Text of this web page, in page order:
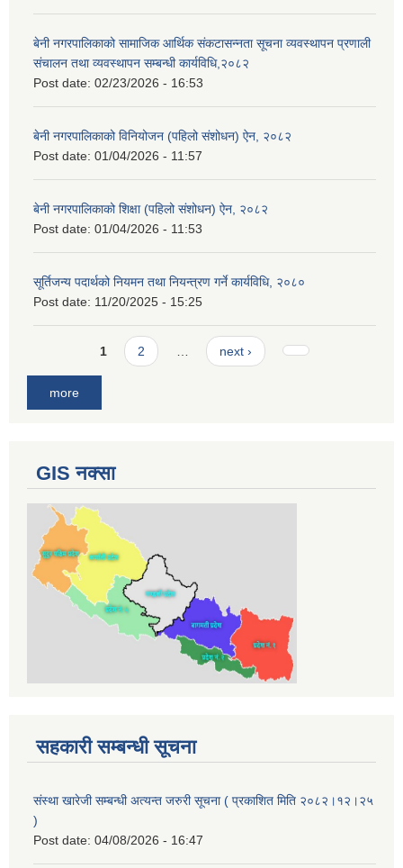
बेनी नगरपालिकाको सामाजिक आर्थिक संकटासन्नता सूचना व्यवस्थापन प्रणाली
संचालन तथा व्यवस्थापन सम्बन्धी कार्यविधि,२०८२
Post date: 02/23/2026 - 16:53
बेनी नगरपालिकाको विनियोजन (पहिलो संशोधन) ऐन, २०८२
Post date: 01/04/2026 - 11:57
बेनी नगरपालिकाको शिक्षा (पहिलो संशोधन) ऐन, २०८२
Post date: 01/04/2026 - 11:53
सूर्तिजन्य पदार्थको नियमन तथा नियन्त्रण गर्ने कार्यविधि, २०८०
Post date: 11/20/2025 - 15:25
Pages1 2 next ›
more
GIS नक्सा
सहकारी सम्बन्धी सूचना
संस्था खारेजी सम्बन्धी अत्यन्त जरुरी सूचना ( प्रकाशित मिति २०८२।१२।२५
)
Post date: 04/08/2026 - 16:47